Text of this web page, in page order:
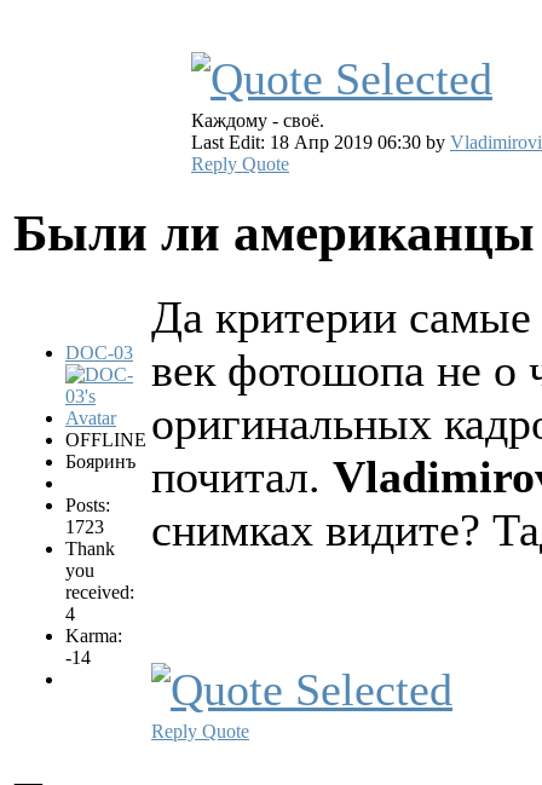
Каждому - своё.
Last Edit: 18 Апр 2019 06:30 by
Reply Quote
Были ли
DOC-03
OFFLINE
Бояринъ
Posts:
1723
Thank
you
received:
4
Karma:
-14
Да критерии
век фотошопа не о
оригинальных
почитал.
снимках видите?
Reply Quote